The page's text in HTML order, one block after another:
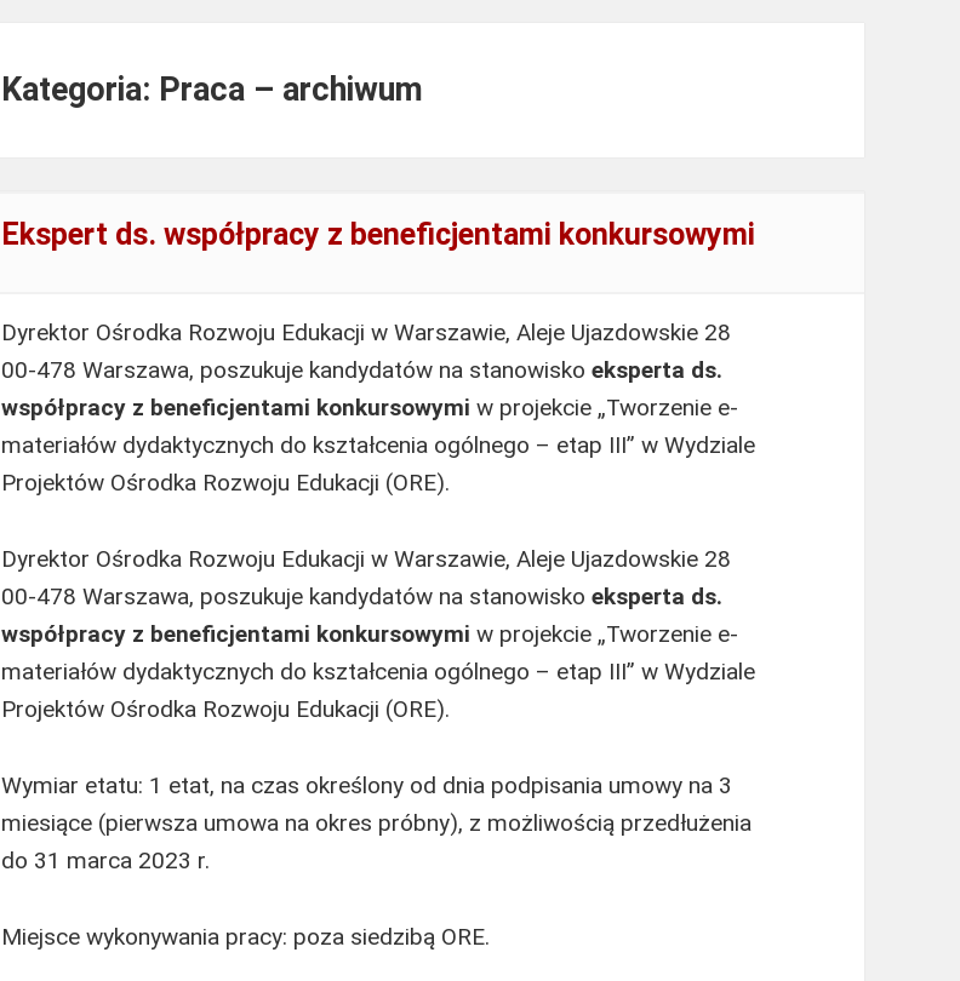
Kategoria: Praca – archiwum
Ekspert ds. współpracy z beneficjentami konkursowymi
Dyrektor Ośrodka Rozwoju Edukacji w Warszawie, Aleje Ujazdowskie 28
00-478 Warszawa, poszukuje kandydatów na stanowiskoeksperta ds.
współpracy z beneficjentami konkursowymiw projekcie „Tworzenie e-
materiałów dydaktycznych do kształcenia ogólnego – etap III” w Wydziale
Projektów Ośrodka Rozwoju Edukacji (ORE).
Dyrektor Ośrodka Rozwoju Edukacji w Warszawie, Aleje Ujazdowskie 28
00-478 Warszawa, poszukuje kandydatów na stanowiskoeksperta ds.
współpracy z beneficjentami konkursowymiw projekcie „Tworzenie e-
materiałów dydaktycznych do kształcenia ogólnego – etap III” w Wydziale
Projektów Ośrodka Rozwoju Edukacji (ORE).
Wymiar etatu: 1 etat, na czas określony od dnia podpisania umowy na 3
miesiące (pierwsza umowa na okres próbny), z możliwością przedłużenia
do 31 marca 2023 r.
Miejsce wykonywania pracy: poza siedzibą ORE.